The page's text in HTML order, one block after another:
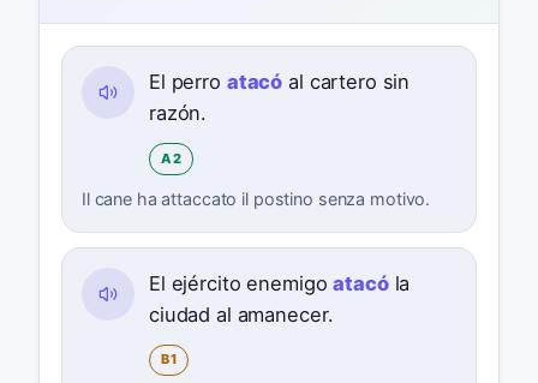
El perro atacó al cartero sin
razón.
A2
Il cane ha attaccato il postino senza motivo.
El ejército enemigoatacóla
ciudad al amanecer.
B1